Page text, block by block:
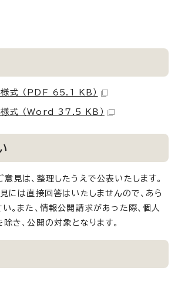
様式 （PDF 65.1 KB）
様式 （Word 37.5 KB）
見は、整理したうえで公表いたします。
には直接回答はいたしませんので、あら
。また、情報公開請求があった際、個人
き、公開の対象となります。